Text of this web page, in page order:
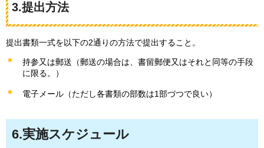
3.提出方法
提出書類一式を以下の2通りの方法で提出すること。
持参又は郵送（郵送の場合は、書留郵便又はそれと同等の手段
に限る。）
電子メール（ただし各書類の部数は1部づつで良い）
6.実施スケジュール